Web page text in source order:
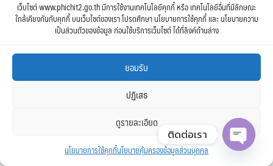
เว็บไซต์ www.phichit2.go.th มีการใช้งานเทคโนโลยีคุกกี้ หรือ เทคโนโลยีอื่นที่มีลักษณะ
ใกล้เคียงกันกับคุกกี้ บนเว็บไซต์ของเรา โปรดศึกษา นโยบายการใช้คุกกี้ และ นโยบายความ
เป็นส่วนตัวของข้อมูล ก่อนใช้บริการเว็บไซต์ ได้ที่ลิงค์ด้านล่าง
ยอมรับ
ปฏิเสธ
ดูรายละเอียด
นโยบายการใช้คุกกี้นโยบายคุ้มครองข้อมูลส่วนบุคคล
กลุ่มบุคคลฯ สพป.พิจิตร เขต 2
ติดต่อเรา
Open